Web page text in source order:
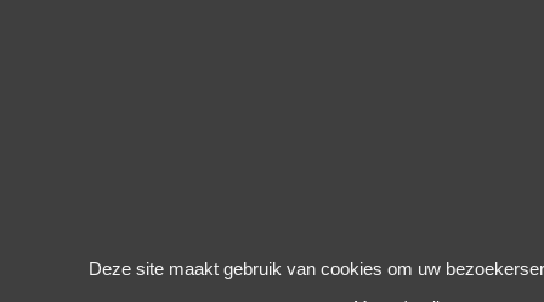
Deze site maakt gebruik van cookies om uw